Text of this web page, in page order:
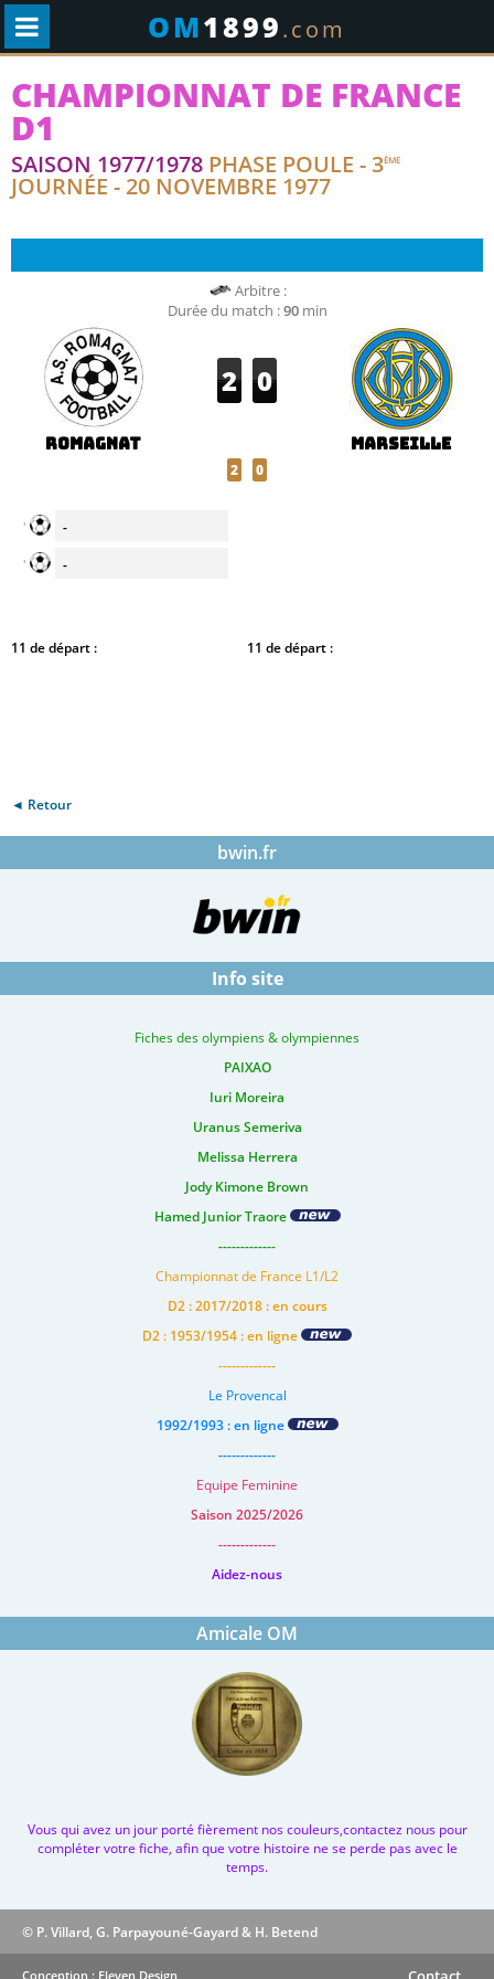
OM1899.com
CHAMPIONNAT DE FRANCE
D1
SAISON 1977/1978 PHASE POULE - 3ÈME
JOURNÉE - 20 NOVEMBRE 1977
Arbitre :
Durée du match :90min
Romagnat
2 0
2 0
Marseille
-
'
-
'
11 de départ : 11 de départ :
◄ Retour
bwin.fr
Info site
Fiches des olympiens & olympiennes
PAIXAO
Iuri Moreira
Uranus Semeriva
Melissa Herrera
Jody Kimone Brown
Hamed Junior Traore
-------------
Championnat de France L1/L2
D2 : 2017/2018 : en cours
D2 : 1953/1954 : en ligne
-------------
Le Provencal
1992/1993 : en ligne
-------------
Equipe Feminine
Saison 2025/2026
-------------
Aidez-nous
Amicale OM
Vous qui avez un jour porté fièrement nos couleurs,contactez nous pour
compléter votre fiche, afin que votre histoire ne se perde pas avec le
temps.
© P. Villard, G. Parpayouné-Gayard & H. Betend
Conception : Eleven Design